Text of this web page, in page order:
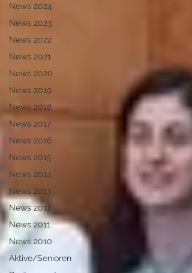
News 2024
News 2023
News 2022
News 2021
News 2020
News 2019
News 2018
News 2017
News 2016
News 2015
News 2014
News 2013
News 2012
News 2011
News 2010
Aktive/Senioren